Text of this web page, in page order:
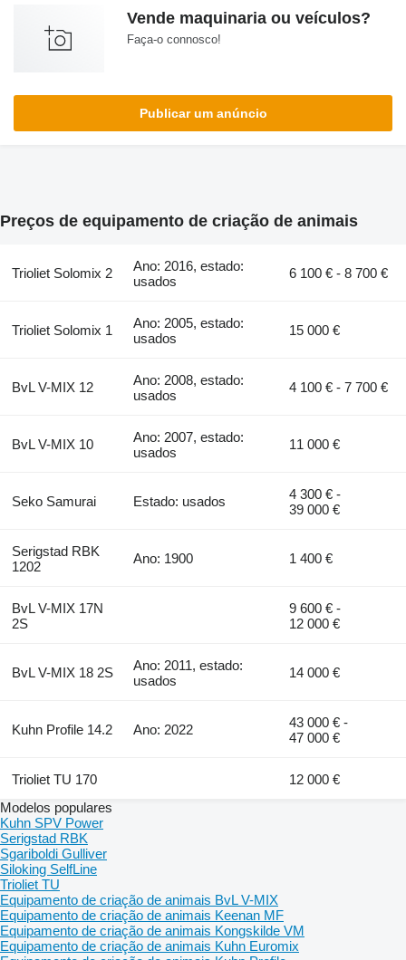
Vende maquinaria ou veículos?
Faça-o connosco!
Publicar um anúncio
Preços de equipamento de criação de animais
Trioliet Solomix 2
Ano: 2016, estado:
usados
6 100 € - 8 700 €
Trioliet Solomix 1
Ano: 2005, estado:
usados
15 000 €
BvL V-MIX 12
Ano: 2008, estado:
usados
4 100 € - 7 700 €
BvL V-MIX 10
Ano: 2007, estado:
usados
11 000 €
Seko Samurai Estado: usados
4 300 € -
39 000 €
Serigstad RBK
1202
Ano: 1900 1 400 €
BvL V-MIX 17N
2S
9 600 € -
12 000 €
BvL V-MIX 18 2S
Ano: 2011, estado:
usados
14 000 €
Kuhn Profile 14.2 Ano: 2022
43 000 € -
47 000 €
Trioliet TU 170
12 000 €
Modelos populares
Kuhn SPV Power
Serigstad RBK
Sgariboldi Gulliver
Siloking SelfLine
Trioliet TU
Equipamento de criação de animais BvL V-MIX
Equipamento de criação de animais Keenan MF
Equipamento de criação de animais Kongskilde VM
Equipamento de criação de animais Kuhn Euromix